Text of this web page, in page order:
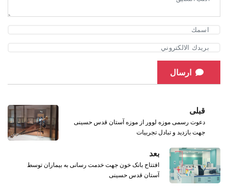
ارسال
قبلی
دعوت رسمی موزه لوور از موزه آستان قدس حسینی
جهت بازدید و تبادل تجربیات
بعد
افتتاح بانک خون جهت خدمت رسانی به بیماران توسط
آستان قدس حسینی